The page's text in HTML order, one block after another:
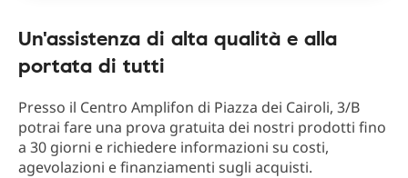
Un'assistenza di alta qualità e alla
portata di tutti
Presso il Centro Amplifon di Piazza dei Cairoli, 3/B
potrai fare una prova gratuita dei nostri prodotti fino
a 30 giorni e richiedere informazioni su costi,
agevolazioni e finanziamenti sugli acquisti.